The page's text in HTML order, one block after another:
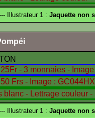
Illustrateur 1 : Jaquette non
Illustrateur 1 : Jaquette non